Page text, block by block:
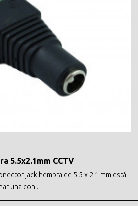
5.5x2.1mm CCTV
jack hembra de 5.5 x 2.1 mm está
una con..